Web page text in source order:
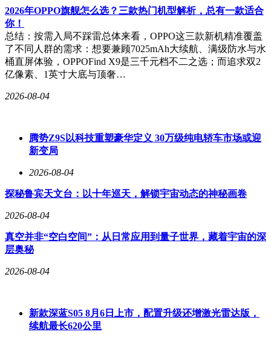
2026年OPPO旗舰怎么选？三款热门机型解析，总有一款适合
你！
总结：按需入局不踩雷总体来看，OPPO这三款新机精准覆盖
了不同人群的需求：想要兼顾7025mAh大续航、满级防水与水
桶直屏体验，OPPOFind X9是三千元档不二之选；而追求双2
亿像素、1英寸大底与顶奢…
2026-08-04
腾势Z9S以科技重塑豪华定义 30万级纯电轿车市场或迎
新变局
2026-08-04
探秘鲁宾天文台：以十年巡天，解锁宇宙动态的神秘画卷
2026-08-04
真空并非“空白空间”：从日常应用到量子世界，藏着宇宙的深
层奥秘
2026-08-04
新款深蓝S05 8月6日上市，配置升级还增激光雷达版，
续航最长620公里